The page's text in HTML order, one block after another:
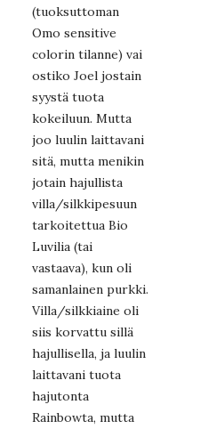
(tuoksuttoman
Omo sensitive
colorin tilanne) vai
ostiko Joel jostain
syystä tuota
kokeiluun. Mutta
joo luulin laittavani
sitä, mutta menikin
jotain hajullista
villa/silkkipesuun
tarkoitettua Bio
Luvilia (tai
vastaava), kun oli
samanlainen purkki.
Villa/silkkiaine oli
siis korvattu sillä
hajullisella, ja luulin
laittavani tuota
hajutonta
Rainbowta, mutta